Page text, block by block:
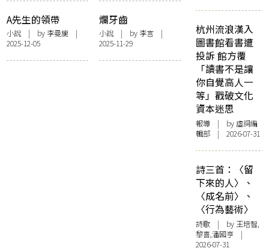
A先生的領帶
小說 | by 李曼旎 |
2025-12-05
爛牙齒
小說| by 李言 |
2025-11-29
杭州流浪漢入
圖書館看書遭
投訴 館方覆
「讀書不是讓
你自覺高人一
等」戳破文化
資本迷思
報導 | by 虛詞編
輯部 | 2026-07-31
詩三首：〈留
下來的人〉、
〈成名前〉、
〈行為藝術〉
詩歌 | by 王培智,
黎喜,潘國亨 |
2026-07-31